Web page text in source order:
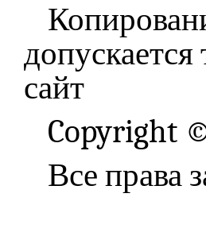
сайт
Copyright
Все права